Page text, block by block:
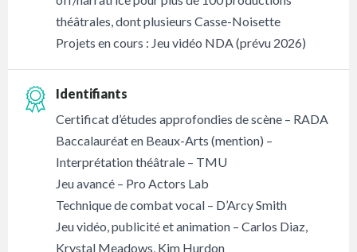
théâtrales, dont plusieurs Casse-Noisette
Projets en cours : Jeu vidéo NDA (prévu 2026)
Identifiants
Certificat d’études approfondies de scène – RADA
Baccalauréat en Beaux-Arts (mention) –
Interprétation théâtrale – TMU
Jeu avancé – Pro Actors Lab
Technique de combat vocal – D’Arcy Smith
Jeu vidéo, publicité et animation – Carlos Diaz,
Krystal Meadows, Kim Hurdon